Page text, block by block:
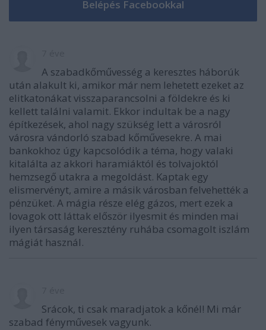
A szabadkőművesség a keresztes háborúk
után alakult ki, amikor már nem lehetett ezeket az
elitkatonákat visszaparancsolni a földekre és ki
kellett találni valamit. Ekkor indultak be a nagy
építkezések, ahol nagy szükség lett a városról
városra vándorló szabad kőművesekre. A mai
bankokhoz úgy kapcsolódik a téma, hogy valaki
kitalálta az akkori haramiáktól és tolvajoktól
hemzsegő utakra a megoldást. Kaptak egy
elismervényt, amire a másik városban felvehették a
pénzüket. A mágia része elég gázos, mert ezek a
lovagok ott láttak először ilyesmit és minden mai
ilyen társaság keresztény ruhába csomagolt iszlám
mágiát használ.
Srácok, ti csak maradjatok a kőnél! Mi már
szabad fényművesek vagyunk.